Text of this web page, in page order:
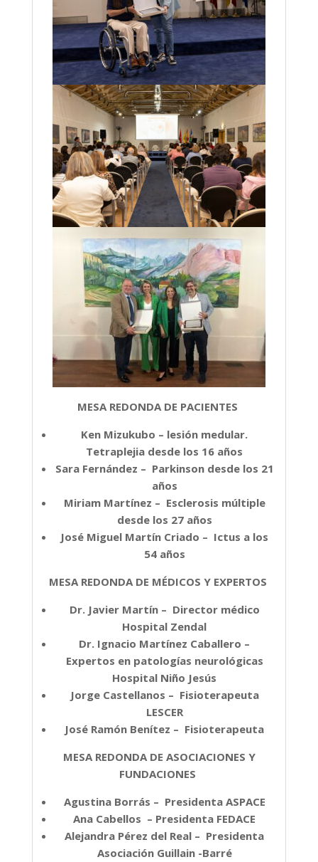
MESA REDONDA DE PACIENTES
Ken Mizukubo – lesión medular.
Tetraplejia desde los 16 años
Sara Fernández – Parkinson desde los 21
años
Miriam Martínez – Esclerosis múltiple
desde los 27 años
José Miguel Martín Criado – Ictus a los
54 años
MESA REDONDA DE MÉDICOS Y EXPERTOS
Dr. Javier Martín – Director médico
Hospital Zendal
Dr. Ignacio Martínez Caballero –
Expertos en patologías neurológicas
Hospital Niño Jesús
Jorge Castellanos – Fisioterapeuta
LESCER
José Ramón Benítez – Fisioterapeuta
MESA REDONDA DE ASOCIACIONES Y
FUNDACIONES
Agustina Borrás – Presidenta ASPACE
Ana Cabellos – Presidenta FEDACE
Alejandra Pérez del Real – Presidenta
Asociación Guillain -Barré